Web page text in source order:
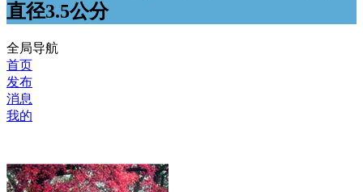
直径3.5公分
全局导航
首页
发布
消息
我的